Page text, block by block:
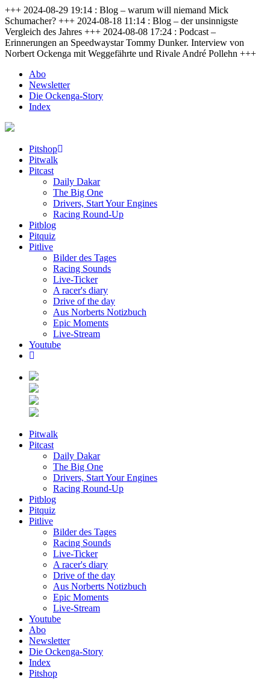
+++ 2024-08-29 19:14 : Blog – warum will niemand Mick
Schumacher? +++ 2024-08-18 11:14 : Blog – der unsinnigste
Vergleich des Jahres +++ 2024-08-08 17:24 : Podcast –
Erinnerungen an Speedwaystar Tommy Dunker. Interview von
Norbert Ockenga mit Weggefährte und Rivale André Pollehn +++
Abo
Newsletter
Die Ockenga-Story
Index
Pitshop
Pitwalk
Pitcast
Daily Dakar
The Big One
Drivers, Start Your Engines
Racing Round-Up
Pitblog
Pitquiz
Pitlive
Bilder des Tages
Racing Sounds
Live-Ticker
A racer's diary
Drive of the day
Aus Norberts Notizbuch
Epic Moments
Live-Stream
Youtube
Pitwalk
Pitcast
Daily Dakar
The Big One
Drivers, Start Your Engines
Racing Round-Up
Pitblog
Pitquiz
Pitlive
Bilder des Tages
Racing Sounds
Live-Ticker
A racer's diary
Drive of the day
Aus Norberts Notizbuch
Epic Moments
Live-Stream
Youtube
Abo
Newsletter
Die Ockenga-Story
Index
Pitshop